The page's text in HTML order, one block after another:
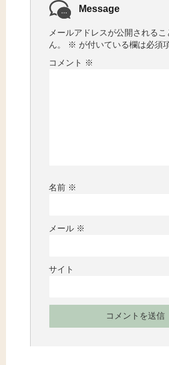
Message
メールアドレスが公開される
ん。
※ が付いている欄は必須
コメント ※
名前 ※
メール ※
サイト